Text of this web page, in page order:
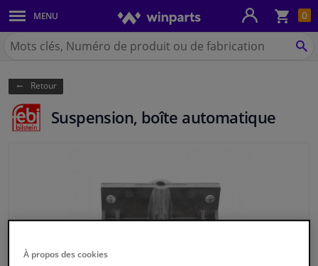
0
MENU
Carrosserie & tôles
Feux & ampoules
Freinage
Système d'échappement
Refroidissement & chauffage
Chercher
Winparts.be
Retour
Suspension, boîte automatique
À propos des cookies